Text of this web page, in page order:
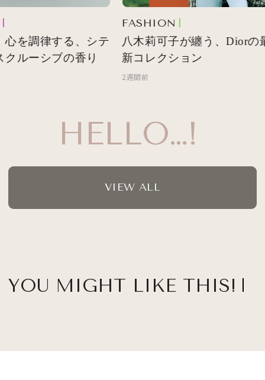
HELLO…!
調律する、シテ
ルーシブの香り
FASHION
八木莉可子が纏う、Diorの最
新コレクション
2週間前
VIEW ALL
YOU MIGHT LIKE THIS!